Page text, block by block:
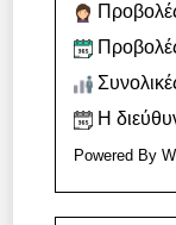
Η
Powered By